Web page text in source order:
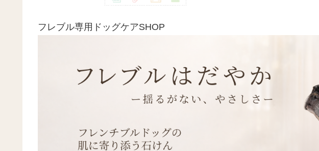
フレブル専用ドッグケアSHOP